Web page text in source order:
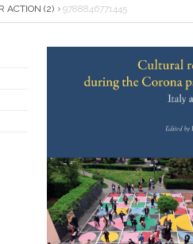
ACTION (2) 9788846771445